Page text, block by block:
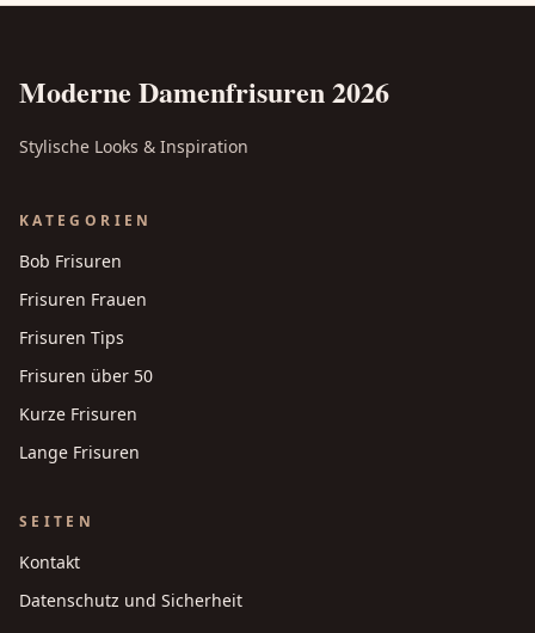
Moderne Damenfrisuren 2026
Stylische Looks & Inspiration
KATEGORIEN
Bob Frisuren
Frisuren Frauen
Frisuren Tips
Frisuren über 50
Kurze Frisuren
Lange Frisuren
SEITEN
Kontakt
Datenschutz und Sicherheit